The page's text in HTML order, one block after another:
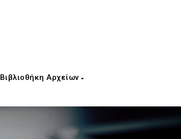
Βιβλιοθήκη Αρχείων